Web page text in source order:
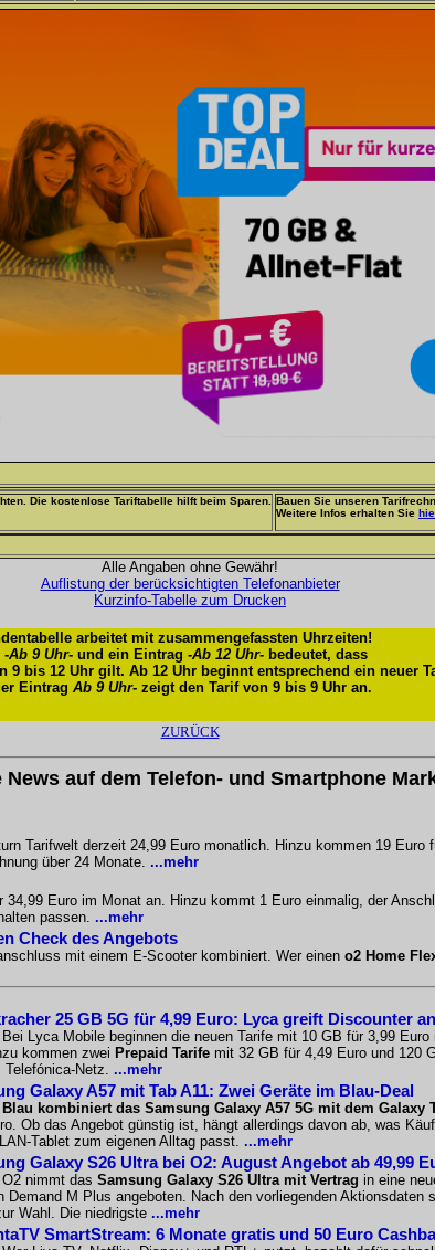
Die kostenlose Tariftabelle hilft beim Sparen.
Bauen Sie unseren
Weitere Infos erhalten Sie
Alle Angaben ohne Gewähr!
Auflistung der berücksichtigten Telefonanbieter
Kurzinfo-Tabelle zum Drucken
arbeitet mit zusammengefassten Uhrzeiten!
-Ab 9 Uhr- und ein Eintrag -Ab 12 Uhr- bedeutet, dass
9 bis 12 Uhr gilt. Ab 12 Uhr beginnt entsprechend ein neuer
Eintrag Ab 9 Uhr- zeigt den Tarif von 9 bis 9 Uhr an.
ZURÜCK
News auf dem Telefon- und Smartphone
Tarifwelt derzeit 24,99 Euro monatlich. Hinzu kommen 19
über 24 Monate. ...mehr
Euro im Monat an. Hinzu kommt 1 Euro einmalig, der
passen. ...mehr
Check des Angebots
mit einem E-Scooter kombiniert. Wer einen o2 Home
25 GB 5G für 4,99 Euro: Lyca greift Discounter an
Lyca Mobile beginnen die neuen Tarife mit 10 GB für 3,99
kommen zwei Prepaid Tarife mit 32 GB für 4,49 Euro und 120
Telefónica-Netz. ...mehr
Galaxy A57 mit Tab A11: Zwei Geräte im Blau-Deal
Blau kombiniert das Samsung Galaxy A57 5G mit dem Galaxy
Ob das Angebot günstig ist, hängt allerdings davon ab, was
Tablet zum eigenen Alltag passt. ...mehr
Galaxy S26 Ultra bei O2: August Angebot ab 49,99
nimmt das Samsung Galaxy S26 Ultra mit Vertrag in eine
Demand M Plus angeboten. Nach den vorliegenden
Wahl. Die niedrigste ...mehr
SmartStream: 6 Monate gratis und 50 Euro